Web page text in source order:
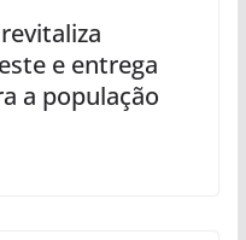
e entrega
a população